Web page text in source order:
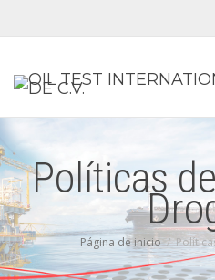
Políticas
Página de inicio